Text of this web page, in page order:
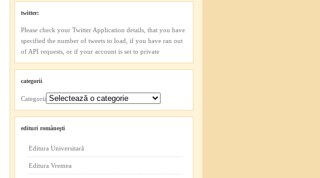
twitter:
Please check your Twitter Application details, that you have
specified the number of tweets to load, if you have ran out
of API requests, or if your account is set to private
categorii
Categorii
edituri româneşti
Editura Universitară
Editura Vremea